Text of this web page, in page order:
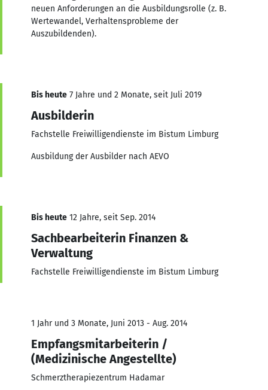
neuen Anforderungen an die Ausbildungsrolle (z. B.
Wertewandel, Verhaltensprobleme der
Auszubildenden).
Bis heute 7 Jahre und 2 Monate, seit Juli 2019
Ausbilderin
Fachstelle Freiwilligendienste im Bistum Limburg
Ausbildung der Ausbilder nach AEVO
Bis heute 12 Jahre, seit Sep. 2014
Sachbearbeiterin Finanzen &
Verwaltung
Fachstelle Freiwilligendienste im Bistum Limburg
1 Jahr und 3 Monate, Juni 2013 - Aug. 2014
Empfangsmitarbeiterin /
(Medizinische Angestellte)
Schmerztherapiezentrum Hadamar